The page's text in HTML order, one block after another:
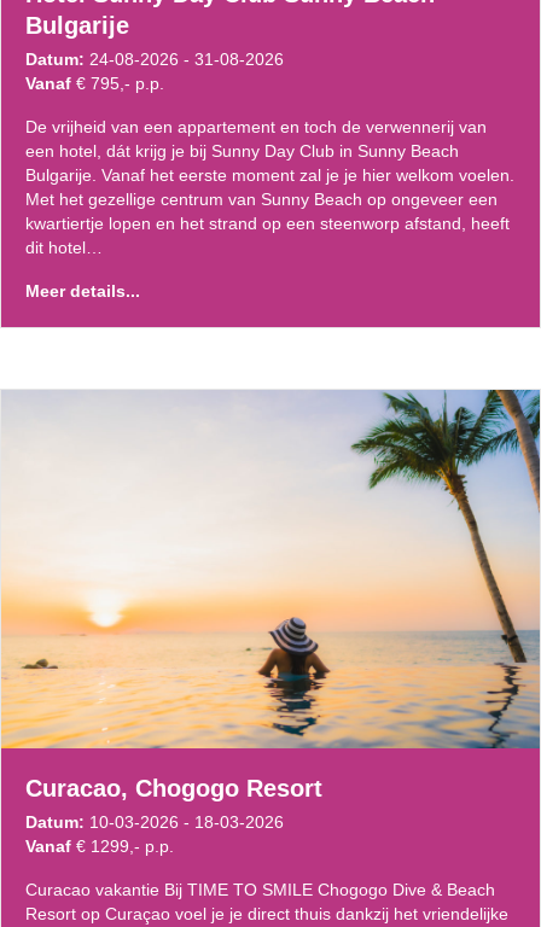
Bulgarije
Datum: 24-08-2026 - 31-08-2026
Vanaf € 795,- p.p.
De vrijheid van een appartement en toch de verwennerij van
een hotel, dát krijg je bij Sunny Day Club in Sunny Beach
Bulgarije. Vanaf het eerste moment zal je je hier welkom voelen.
Met het gezellige centrum van Sunny Beach op ongeveer een
kwartiertje lopen en het strand op een steenworp afstand, heeft
dit hotel…
Meer details...
Curacao, Chogogo Resort
Datum: 10-03-2026 - 18-03-2026
Vanaf € 1299,- p.p.
Curacao vakantie Bij TIME TO SMILE Chogogo Dive & Beach
Resort op Curaçao voel je je direct thuis dankzij het vriendelijke